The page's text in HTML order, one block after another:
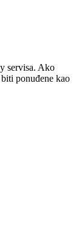
servisa. Ako
ponuđene kao